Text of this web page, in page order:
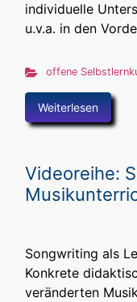
individuelle
u.v.a. in den
offene
Weiterlesen
Videoreihe:
Songwriting als
Konkrete
veränderten